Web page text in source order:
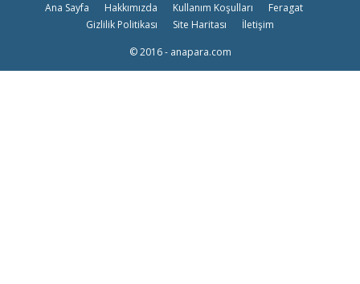
Ana Sayfa Hakkımızda Kullanım Koşulları
Feragat
Gizlilik Politikası
Site Haritası
İletişim
© 2016 - anapara.com